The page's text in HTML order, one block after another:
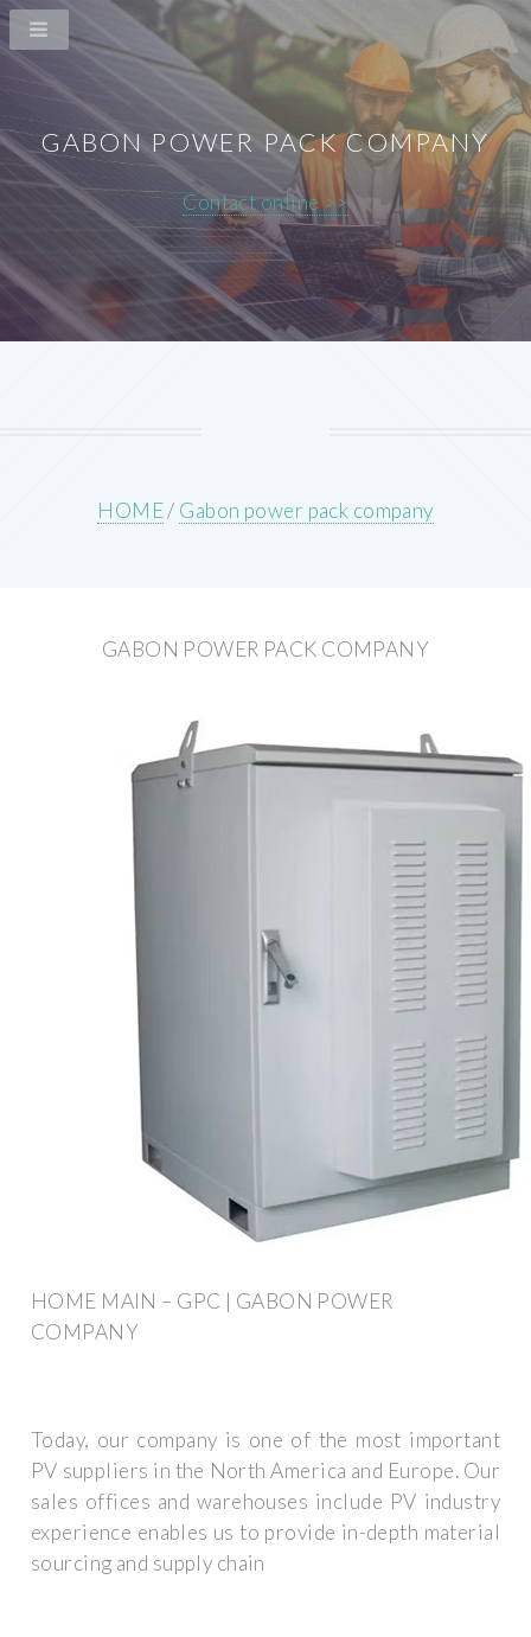
GABON POWER PACK COMPANY
Contact online >>
HOME/ Gabon power pack company
GABON POWER PACK COMPANY
HOME MAIN – GPC | GABON POWER
COMPANY
Today, our company is one of the most important
PV suppliers in the North America and Europe. Our
sales offices and warehouses include PV industry
experience enables us to provide in-depth material
sourcing and supply chain